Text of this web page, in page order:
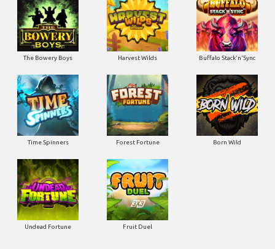
The Bowery Boys Harvest Wilds Buffalo Stack'n'Sync
Time Spinners Forest Fortune Born Wild
Undead Fortune Fruit Duel